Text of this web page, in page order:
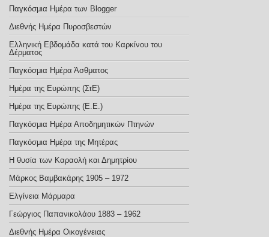
Παγκόσμια Ημέρα των Blogger
Διεθνής Ημέρα Πυροσβεστών
Ελληνική Εβδομάδα κατά του Καρκίνου του
Δέρματος
Παγκόσμια Ημέρα Άσθματος
Ημέρα της Ευρώπης (ΣτΕ)
Ημέρα της Ευρώπης (E.E.)
Παγκόσμια Ημέρα Αποδημητικών Πτηνών
Παγκόσμια Ημέρα της Μητέρας
Η θυσία των Καραολή και Δημητρίου
Μάρκος Βαμβακάρης 1905 – 1972
Ελγίνεια Μάρμαρα
Γεώργιος Παπανικολάου 1883 – 1962
Διεθνής Ημέρα Οικογένειας